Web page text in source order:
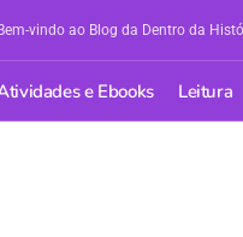
Bem-vindo ao Blog da Dentro da
e Ebooks Leitura